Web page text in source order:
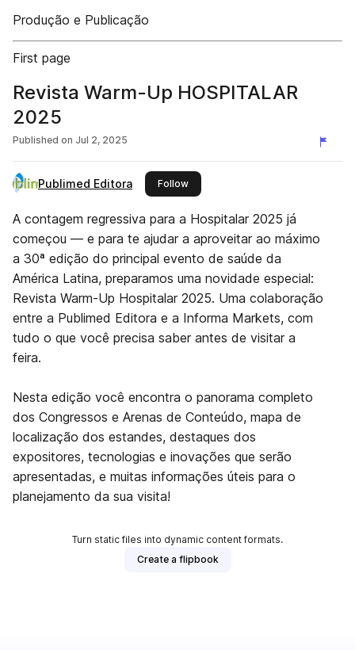
Produção e Publicação
First page
Revista Warm-Up HOSPITALAR
2025
Published on Jul 2, 2025
Publimed Editora Followthis publisher
A contagem regressiva para a Hospitalar 2025 já
começou — e para te ajudar a aproveitar ao máximo
a 30ª edição do principal evento de saúde da
América Latina, preparamos uma novidade especial:
Revista Warm-Up Hospitalar 2025. Uma colaboração
entre a Publimed Editora e a Informa Markets, com
tudo o que você precisa saber antes de visitar a
feira.
Nesta edição você encontra o panorama completo
dos Congressos e Arenas de Conteúdo, mapa de
localização dos estandes, destaques dos
expositores, tecnologias e inovações que serão
apresentadas, e muitas informações úteis para o
planejamento da sua visita!
Turn static files into dynamic content formats.
Create a flipbook